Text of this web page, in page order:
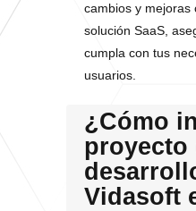
cambios y mejoras
solución SaaS,
cumpla con tus
usuarios.
¿Cómo
proyecto
Vidasoft